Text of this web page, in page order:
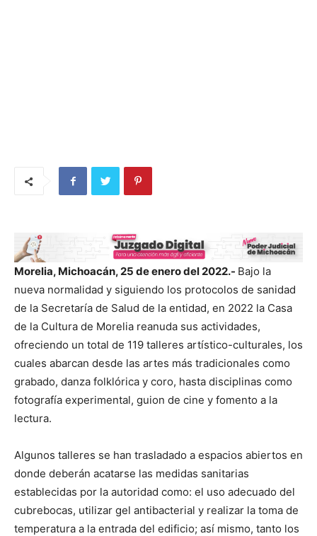
Morelia, Michoacán, 25 de enero del 2022.- Bajo la
nueva normalidad y siguiendo los protocolos de sanidad
de la Secretaría de Salud de la entidad, en 2022 la Casa
de la Cultura de Morelia reanuda sus actividades,
ofreciendo un total de 119 talleres artístico-culturales, los
cuales abarcan desde las artes más tradicionales como
grabado, danza folklórica y coro, hasta disciplinas como
fotografía experimental, guion de cine y fomento a la
lectura.
Algunos talleres se han trasladado a espacios abiertos en
donde deberán acatarse las medidas sanitarias
establecidas por la autoridad como: el uso adecuado del
cubrebocas, utilizar gel antibacterial y realizar la toma de
temperatura a la entrada del edificio; así mismo, tanto los